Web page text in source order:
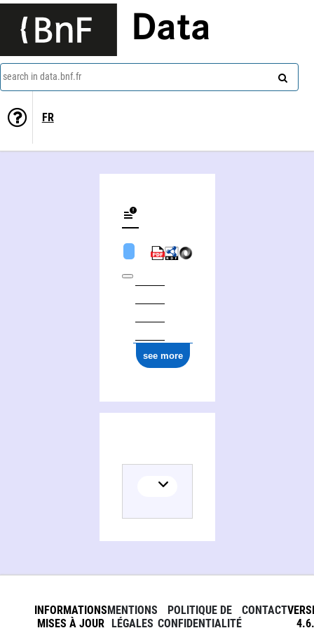
Data
search in data.bnf.fr
FR
see more
INFORMATIONS
MISES À JOUR
MENTIONS
LÉGALES
POLITIQUE DE
CONFIDENTIALITÉ
CONTACT